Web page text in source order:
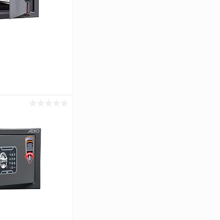
Сравнение
Под заказ